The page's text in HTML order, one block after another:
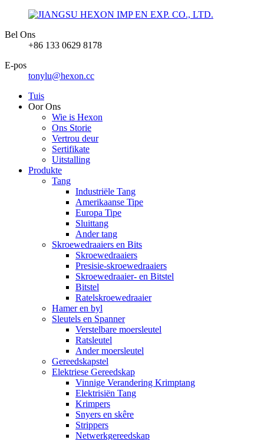
Bel Ons
+86 133 0629 8178
E-pos
tonylu@hexon.cc
Tuis
Oor Ons
Wie is Hexon
Ons Storie
Vertrou deur
Sertifikate
Uitstalling
Produkte
Tang
Industriële Tang
Amerikaanse Tipe
Europa Tipe
Sluittang
Ander tang
Skroewedraaiers en Bits
Skroewedraaiers
Presisie-skroewedraaiers
Skroewedraaier- en Bitstel
Bitstel
Ratelskroewedraaier
Hamer en byl
Sleutels en Spanner
Verstelbare moersleutel
Ratsleutel
Ander moersleutel
Gereedskapstel
Elektriese Gereedskap
Vinnige Verandering Krimptang
Elektrisiën Tang
Krimpers
Snyers en skêre
Strippers
Netwerkgereedskap